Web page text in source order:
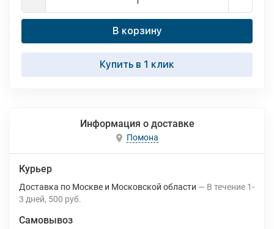
В корзину
Купить в 1 клик
Информация о доставке
Помона
Курьер
Доставка по Москве и Московской области В течение 1-
3 дней 500 руб.
Самовывоз